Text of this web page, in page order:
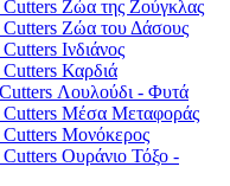
Ζώα της Ζούγκλας
Ζώα του Δάσους
Ινδιάνος
Καρδιά
Λουλούδι - Φυτά
Μέσα Μεταφοράς
Μονόκερος
Ουράνιο Τόξο -